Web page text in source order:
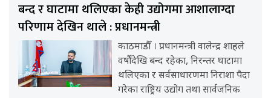
बन्द र घाटामा थलिएका केही उद्योगमा आशालाग्दा
परिणाम देखिन थाले : प्रधानमन्त्री
काठमाडौँ । प्रधानमन्त्री वालेन्द्र शाहले
वर्षौंदेखि बन्द रहेका, निरन्तर घाटामा
थलिएका र सर्वसाधारणमा निराशा पैदा
गरेका राष्ट्रिय उद्योग तथा सार्वजनिक